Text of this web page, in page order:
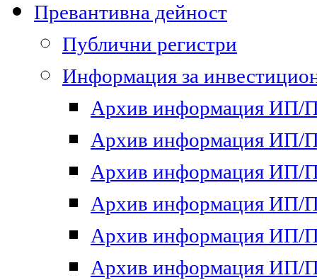
Превантивна дейност
Публични регистри
Информация за
Архив информация ИП/
Архив информация ИП/
Архив информация ИП/
Архив информация ИП/
Архив информация ИП/
Архив информация ИП/